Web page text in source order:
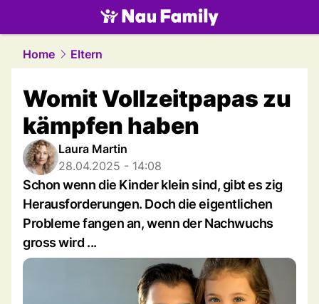
family.NAU.ch
Home Eltern
Womit Vollzeitpapas zu
kämpfen haben
Laura Martin
28.04.2025 - 14:08
Schon wenn die Kinder klein sind, gibt es zig
Herausforderungen. Doch die eigentlichen
Probleme fangen an, wenn der Nachwuchs
gross wird ...